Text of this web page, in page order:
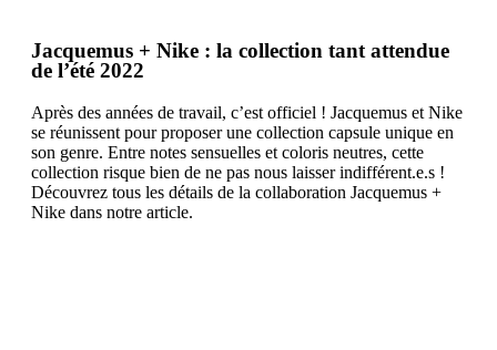
Jacquemus + Nike : la collection tant attendue
de l’été 2022
Après des années de travail, c’est officiel ! Jacquemus et Nike
se réunissent pour proposer une collection capsule unique en
son genre. Entre notes sensuelles et coloris neutres, cette
collection risque bien de ne pas nous laisser indifférent.e.s !
Découvrez tous les détails de la collaboration Jacquemus +
Nike dans notre article.